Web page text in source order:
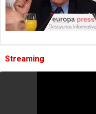
Streaming